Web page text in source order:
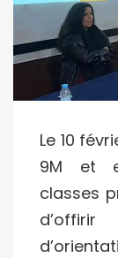
Le 10
9M et
classes